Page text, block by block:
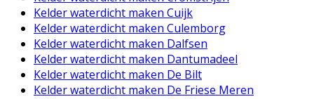
Kelder waterdicht maken Cuijk
Kelder waterdicht maken Culemborg
Kelder waterdicht maken Dalfsen
Kelder waterdicht maken Dantumadeel
Kelder waterdicht maken De Bilt
Kelder waterdicht maken De Friese Meren